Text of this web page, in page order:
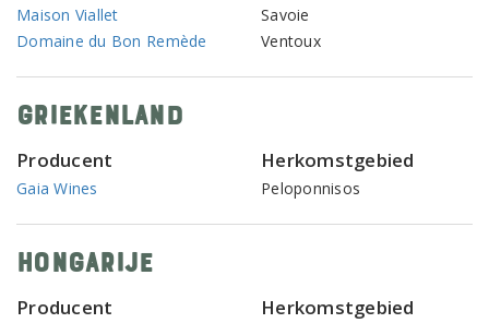
Maison Viallet
Savoie
Domaine du Bon Remède
Ventoux
Griekenland
Producent Herkomstgebied
Gaia Wines Peloponnisos
Hongarije
Producent Herkomstgebied